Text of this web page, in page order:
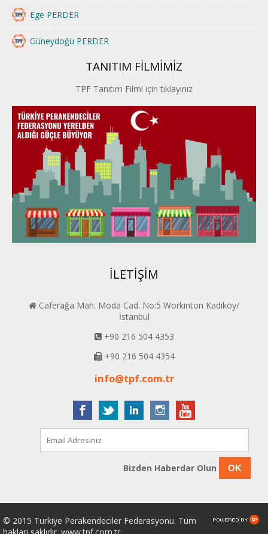
Ege PERDER
Güneydoğu PERDER
İstanbul PERDER
İpek Yolu PERDER
Kayseri PERDER
Karadeniz Perder
Konya PERDER
Van PERDER
BEYPER
TANITIM FİLMİMİZ
TPF Tanıtım Filmi için tıklayınız
İLETİŞİM
Caferağa Mah. Moda Cad. No:5 Workinton Kadıköy/
İstanbul
+90 216 504 4353
+90 216 504 4354
info@tpf.com.tr
Bizden Haberdar Olun OK
© 2015 Türkiye Perakendeciler Federasyonu. Tüm